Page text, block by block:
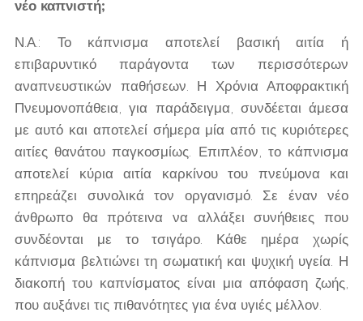
νέο καπνιστή;
Ν.Α.: Το κάπνισμα αποτελεί βασική αιτία ή
επιβαρυντικό παράγοντα των περισσότερων
αναπνευστικών παθήσεων. Η Χρόνια Αποφρακτική
Πνευμονοπάθεια, για παράδειγμα, συνδέεται άμεσα
με αυτό και αποτελεί σήμερα μία από τις κυριότερες
αιτίες θανάτου παγκοσμίως. Επιπλέον, το κάπνισμα
αποτελεί κύρια αιτία καρκίνου του πνεύμονα και
επηρεάζει συνολικά τον οργανισμό. Σε έναν νέο
άνθρωπο θα πρότεινα να αλλάξει συνήθειες που
συνδέονται με το τσιγάρο. Κάθε ημέρα χωρίς
κάπνισμα βελτιώνει τη σωματική και ψυχική υγεία. Η
διακοπή του καπνίσματος είναι μια απόφαση ζωής,
που αυξάνει τις πιθανότητες για ένα υγιές μέλλον.